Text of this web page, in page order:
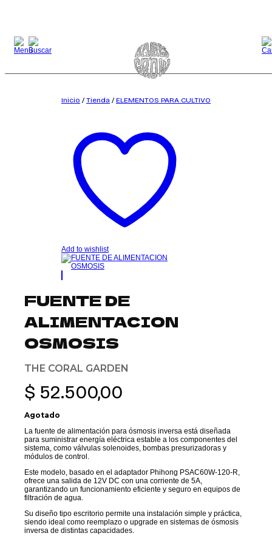
Inicio / Tienda / ELEMENTOS PARA CULTIVO
Add to wishlist
FUENTE DE
ALIMENTACION
OSMOSIS
THE CORAL GARDEN
$ 52.500,00
Agotado
La fuente de alimentación para ósmosis inversa está diseñada
para suministrar energía eléctrica estable a los componentes del
sistema, como válvulas solenoides, bombas presurizadoras y
módulos de control.
Este modelo, basado en el adaptador Phihong PSAC60W-120-R,
ofrece una salida de 12V DC con una corriente de 5A,
garantizando un funcionamiento eficiente y seguro en equipos de
filtración de agua.
Su diseño tipo escritorio permite una instalación simple y práctica,
siendo ideal como reemplazo o upgrade en sistemas de ósmosis
inversa de distintas capacidades.